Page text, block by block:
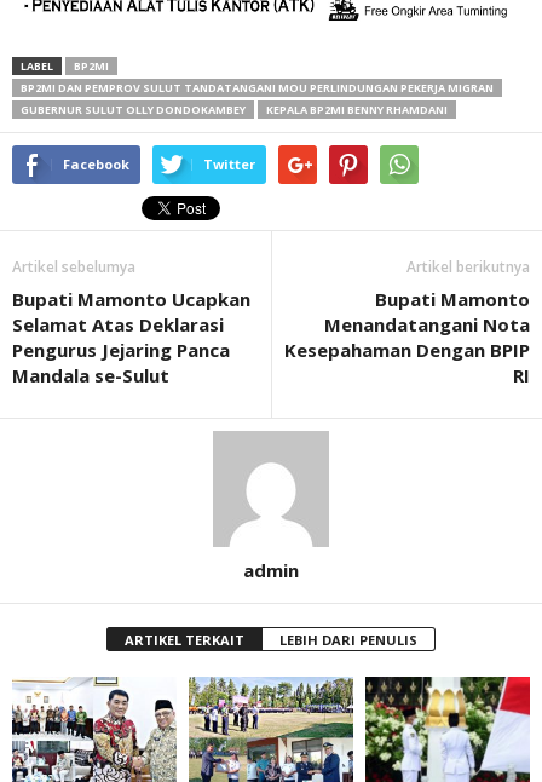
LABEL
BP2MI
BP2MI DAN PEMPROV SULUT TANDATANGANI MOU PERLINDUNGAN PEKERJA MIGRAN
GUBERNUR SULUT OLLY DONDOKAMBEY
KEPALA BP2MI BENNY RHAMDANI
Facebook Twitter
Artikel sebelumya
Bupati Mamonto Ucapkan
Selamat Atas Deklarasi
Pengurus Jejaring Panca
Mandala se-Sulut
Artikel berikutnya
Bupati Mamonto
Menandatangani Nota
Kesepahaman Dengan BPIP
RI
admin
ARTIKEL TERKAIT LEBIH DARI PENULIS